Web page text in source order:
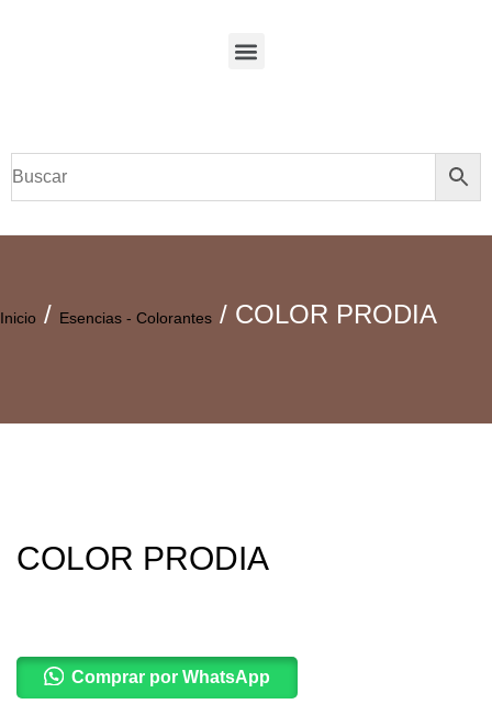
Inicio / Esencias - Colorantes / COLOR PRODIA
COLOR PRODIA
Comprar por WhatsApp